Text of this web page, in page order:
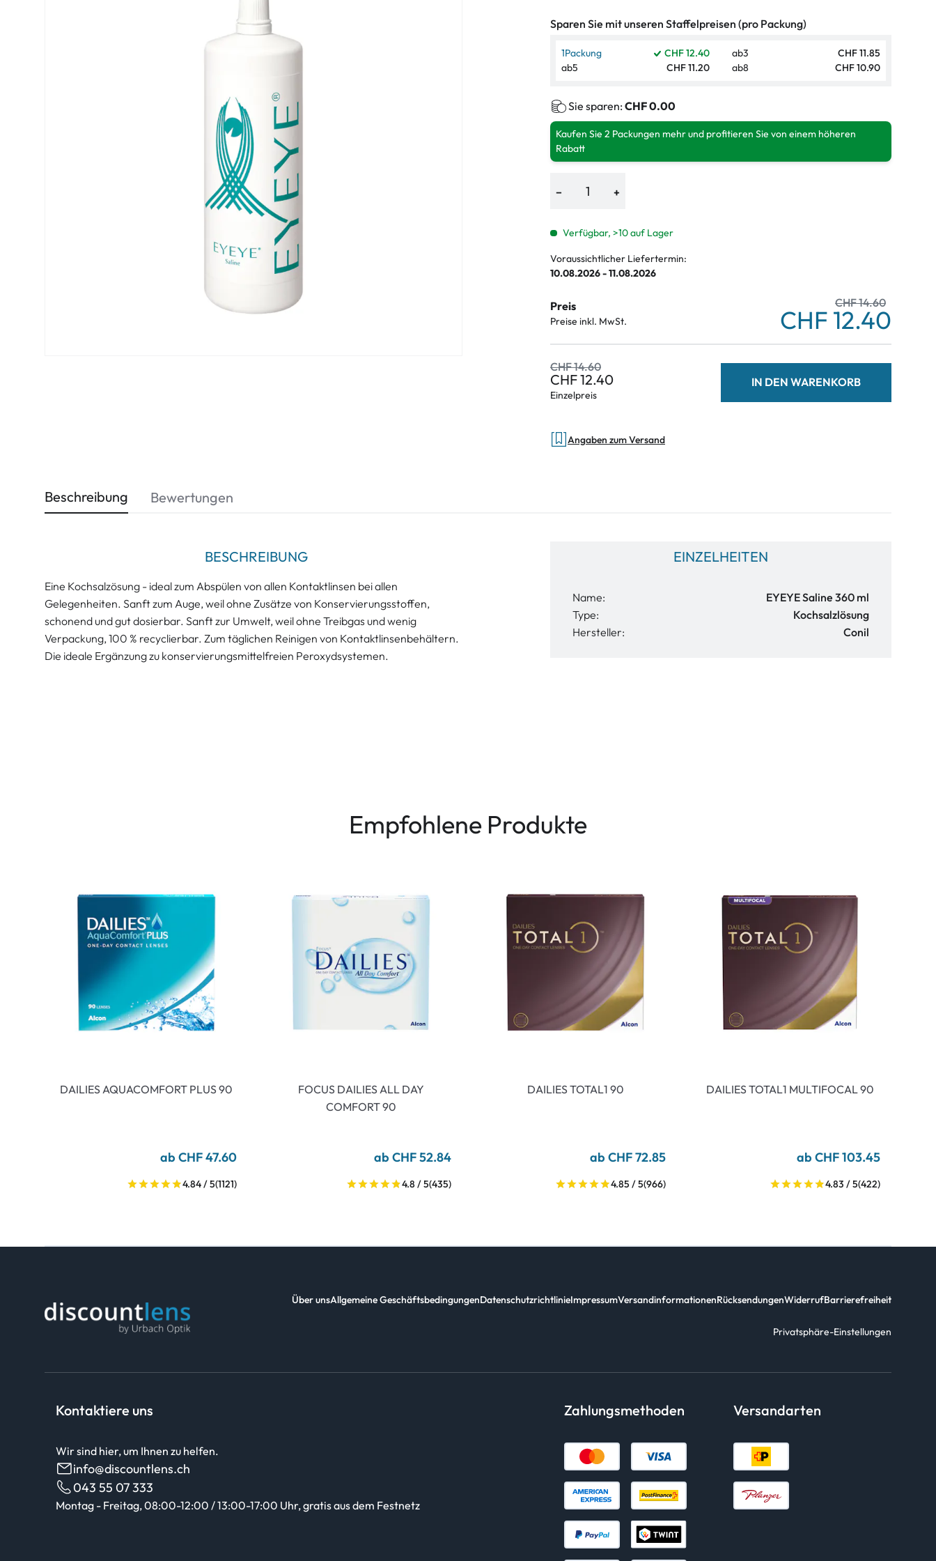
ReNu
Weitere Marken
Sparen Sie mit unseren Staffelpreisen (pro Packung)
1Packung CHF 12.40 ab3
CHF 11.85
ab5 CHF 11.20 ab8 CHF 10.90
Sie sparen: CHF 0.00
Kaufen Sie 2 Packungen mehr und profitieren Sie von einem höheren
Rabatt
− +
Verfügbar, >10 auf Lager
Voraussichtlicher Liefertermin:
10.08.2026 - 11.08.2026
Preis
Preise inkl. MwSt.
CHF 14.60
CHF 12.40
CHF 14.60
CHF 12.40
Einzelpreis
IN DEN WARENKORB
Angaben zum Versand
Beschreibung
BESCHREIBUNG
Eine Kochsalzösung - ideal zum Abspülen von allen Kontaktlinsen bei allen
Gelegenheiten. Sanft zum Auge, weil ohne Zusätze von Konservierungsstoffen,
schonend und gut dosierbar. Sanft zur Umwelt, weil ohne Treibgas und wenig
Verpackung, 100 % recyclierbar. Zum täglichen Reinigen von Kontaktlinsenbehältern.
Die ideale Ergänzung zu konservierungsmittelfreien Peroxydsystemen.
EINZELHEITEN
Name:
EYEYE Saline 360 ml
Type:
Kochsalzlösung
Hersteller:
Conil
Bewertungen
Empfohlene Produkte
DAILIES AQUACOMFORT PLUS 90
ab CHF 47.60
4.84 / 5(1121)
FOCUS DAILIES ALL DAY
COMFORT 90
ab CHF 52.84
4.8 / 5(435)
DAILIES TOTAL1 90
ab CHF 72.85
4.85 / 5(966)
DAILIES TOTAL1 MULTIFOCAL 90
ab CHF 103.45
4.83 / 5(422)
Über unsAllgemeine GeschäftsbedingungenDatenschutzrichtlinieImpressumVersandinformationenRücksendungenWiderrufBarrierefreiheit
Privatsphäre-Einstellungen
Kontaktiere uns
Wir sind hier, um Ihnen zu helfen.
info@discountlens.ch
043 55 07 333
Montag - Freitag, 08:00-12:00 / 13:00-17:00 Uhr, gratis aus dem Festnetz
Zahlungsmethoden Versandarten